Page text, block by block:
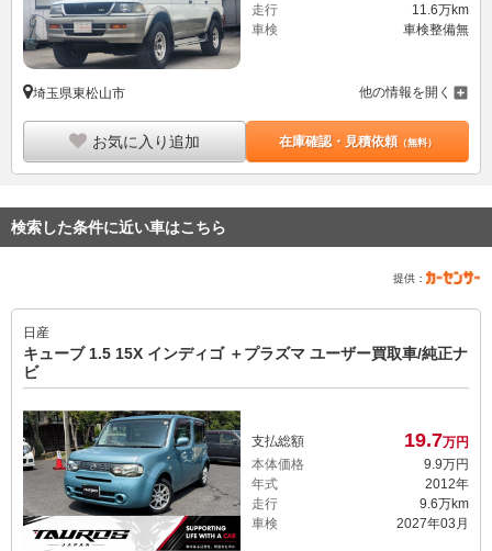
走行
11.6万km
車検
車検整備無
埼玉県東松山市 他の情報を開く
お気に入り追加 在庫確認・見積依頼（無料）
検索した条件に近い車はこちら
提供：
日産
キューブ 1.5 15X インディゴ ＋プラズマ ユーザー買取車/純正ナ
ビ
支払総額 19.7万円
本体価格
9. 9万円
年式
2012年
走行
9.6万km
車検
2027年03月